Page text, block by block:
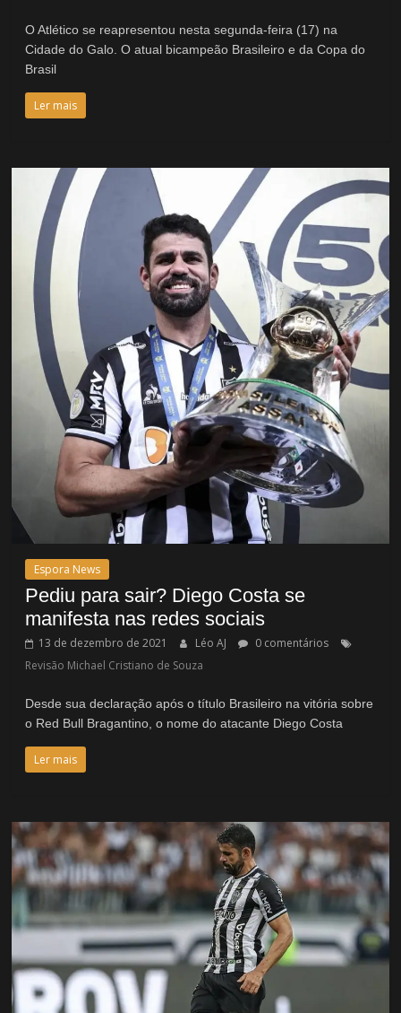
O Atlético se reapresentou nesta segunda-feira (17) na
Cidade do Galo. O atual bicampeão Brasileiro e da Copa do
Brasil
Ler mais
Espora News
Pediu para sair? Diego Costa se
manifesta nas redes sociais
13 de dezembro de 2021 Léo AJ
0 comentários
Revisão Michael Cristiano de Souza
Desde sua declaração após o título Brasileiro na vitória sobre
o Red Bull Bragantino, o nome do atacante Diego Costa
Ler mais